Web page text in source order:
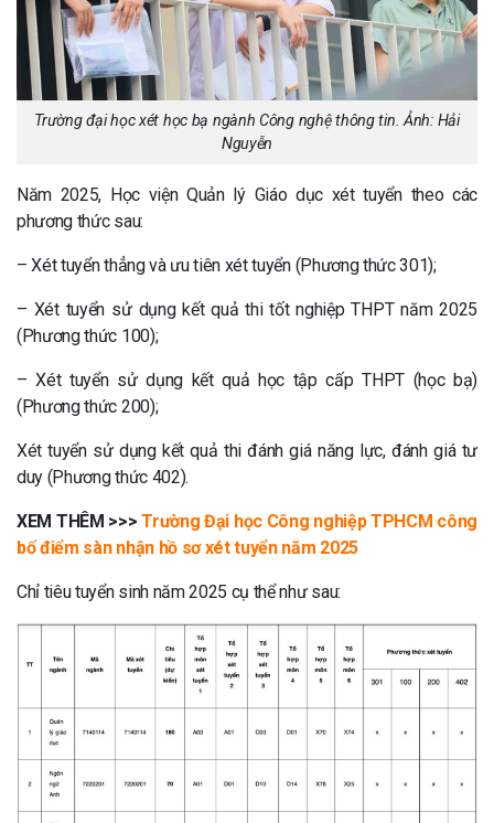
Trường đại học xét học bạ ngành Công nghệ thông tin. Ảnh: Hải
Nguyễn
Năm 2025, Học viện Quản lý Giáo dục xét tuyển theo các
phương thức sau:
– Xét tuyển thẳng và ưu tiên xét tuyển (Phương thức 301);
– Xét tuyển sử dụng kết quả thi tốt nghiệp THPT năm 2025
(Phương thức 100);
– Xét tuyển sử dụng kết quả học tập cấp THPT (học bạ)
(Phương thức 200);
Xét tuyển sử dụng kết quả thi đánh giá năng lực, đánh giá tư
duy (Phương thức 402).
XEM THÊM >>>Trường Đại học Công nghiệp TPHCM công
bố điểm sàn nhận hồ sơ xét tuyển năm 2025
Chỉ tiêu tuyển sinh năm 2025 cụ thể như sau: